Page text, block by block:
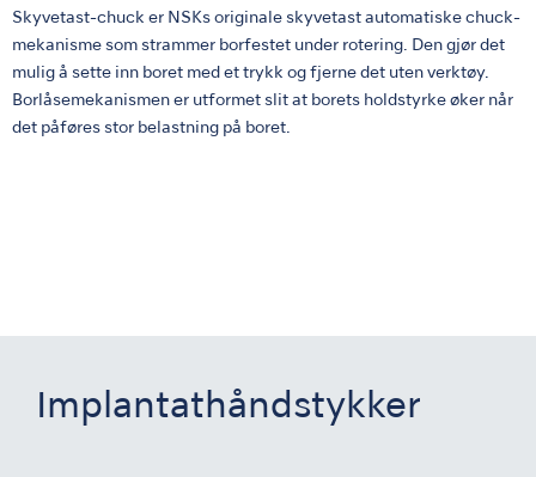
Skyvetast-chuck er NSKs originale skyvetast automatiske chuck-
mekanisme som strammer borfestet under rotering. Den gjør det
mulig å sette inn boret med et trykk og fjerne det uten verktøy.
Borlåsemekanismen er utformet slit at borets holdstyrke øker når
det påføres stor belastning på boret.
Implantathåndstykker